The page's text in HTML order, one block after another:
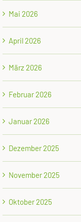
Mai 2026
April 2026
März 2026
Februar 2026
Januar 2026
Dezember 2025
November 2025
Oktober 2025